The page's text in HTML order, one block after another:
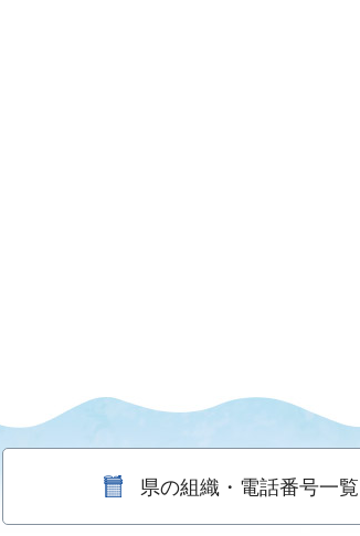
県の組織・電話番号一覧